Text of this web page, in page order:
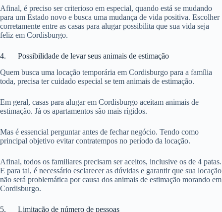
Afinal, é preciso ser criterioso em especial, quando está se mudando
para um Estado novo e busca uma mudança de vida positiva. Escolher
corretamente entre as casas para alugar possibilita que sua vida seja
feliz em Cordisburgo.
4. Possibilidade de levar seus animais de estimação
Quem busca uma locação temporária em Cordisburgo para a família
toda, precisa ter cuidado especial se tem animais de estimação.
Em geral, casas para alugar em Cordisburgo aceitam animais de
estimação. Já os apartamentos são mais rígidos.
Mas é essencial perguntar antes de fechar negócio. Tendo como
principal objetivo evitar contratempos no período da locação.
Afinal, todos os familiares precisam ser aceitos, inclusive os de 4 patas.
E para tal, é necessário esclarecer as dúvidas e garantir que sua locação
não será problemática por causa dos animais de estimação morando em
Cordisburgo.
5. Limitação de número de pessoas